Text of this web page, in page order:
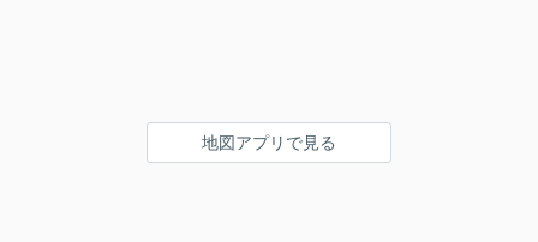
地図アプリで見る